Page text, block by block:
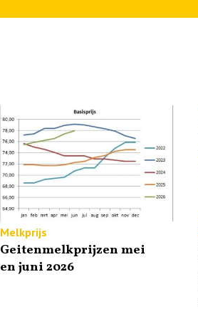
Melkprijs
Geitenmelkprijzen mei
en juni 2026